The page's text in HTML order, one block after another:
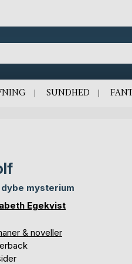
SUNDHED
mysterium
Egekvist
& noveller